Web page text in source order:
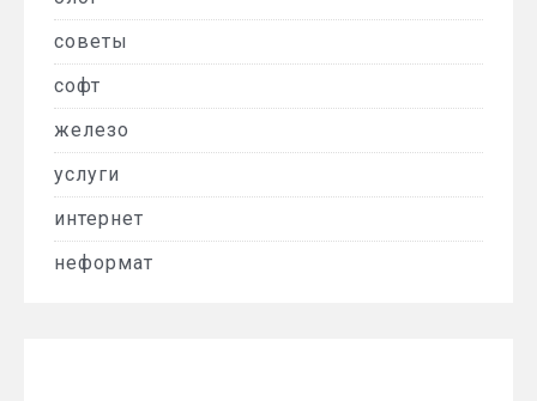
советы
софт
железо
услуги
интернет
неформат